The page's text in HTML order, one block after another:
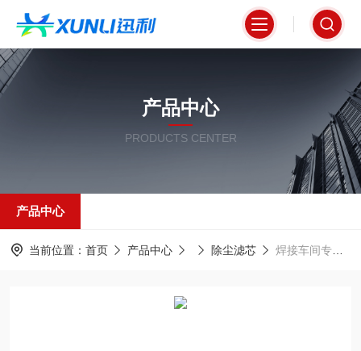
产品中心
PRODUCTS CENTER
产品中心
当前位置： 首页 产品中心 除尘滤芯 焊接车间专用防静电阻燃除尘过滤器320*660